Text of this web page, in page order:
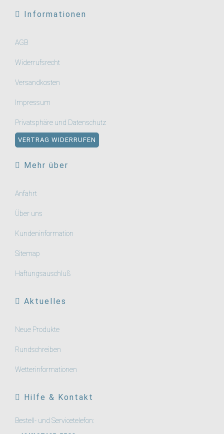
Informationen
AGB
Widerrufsrecht
Versandkosten
Impressum
Privatsphäre und Datenschutz
VERTRAG WIDERRUFEN
Mehr über
Anfahrt
Über uns
Kundeninformation
Sitemap
Haftungsauschluß
Aktuelles
Neue Produkte
Rundschreiben
Wetterinformationen
Hilfe & Kontakt
Bestell- und Servicetelefon: